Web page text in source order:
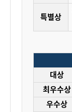
특별상
대상
최우수상
우수상